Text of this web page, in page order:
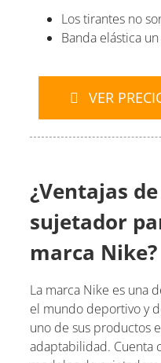
Los tirantes no
Banda elástica
VER
¿Ventajas
sujetador
marca Nike?
La marca Nike es una
el mundo deportivo y
uno de sus productos
adaptabilidad. Cuenta